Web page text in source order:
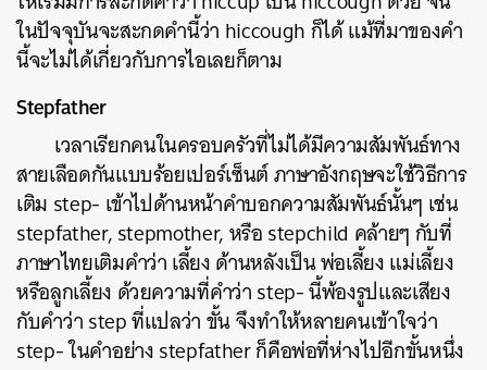
ในปัจจุบันจะสะกดคำนี้ว่า hiccough ก็ได้ แม้ที่มาของคำ
นี้จะไม่ได้เกี่ยวกับการไอเลยก็ตาม
Stepfather
เวลาเรียกคนในครอบครัวที่ไม่ได้มีความสัมพันธ์ทาง
สายเลือดกันแบบร้อยเปอร์เซ็นต์ ภาษาอังกฤษจะใช้วิธีการ
เติม step- เข้าไปด้านหน้าคำบอกความสัมพันธ์นั้นๆ เช่น
stepfather, stepmother, หรือ stepchild คล้ายๆ กับที่
ภาษาไทยเติมคำว่า เลี้ยง ด้านหลังเป็น พ่อเลี้ยง แม่เลี้ยง
หรือลูกเลี้ยง ด้วยความที่คำว่า step- นี้พ้องรูปและเสียง
กับคำว่า step ที่แปลว่า ขั้น จึงทำให้หลายคนเข้าใจว่า
step- ในคำอย่าง stepfather ก็คือพ่อที่ห่างไปอีกขั้นหนึ่ง